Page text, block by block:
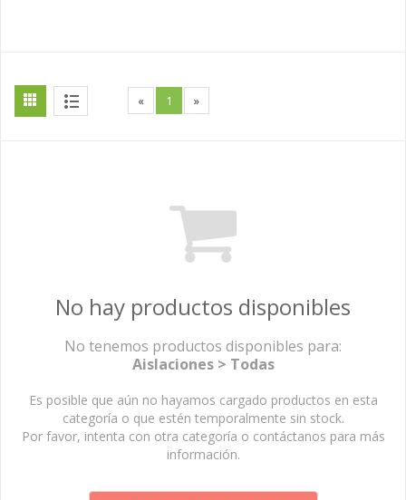
« 1 »
No hay productos disponibles
No tenemos productos disponibles para:
Aislaciones > Todas
Es posible que aún no hayamos cargado productos en esta
categoría o que estén temporalmente sin stock.
Por favor, intenta con otra categoría o contáctanos para más
información.